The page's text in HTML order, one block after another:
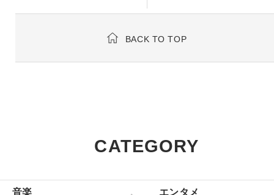
BACK TO TOP
CATEGORY
音楽 エンタメ